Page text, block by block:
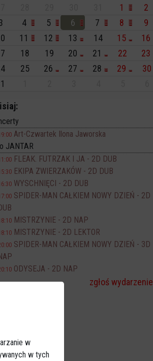
1
2
4 5 6 7 8
9
11 12 13 14 15
16
18 19 20 21 22
23
25 26 27 28 29
30
Art-Czwartek Ilona Jaworska
JANTAR
FLEAK. FUTRZAK I JA - 2D DUB
EKIPA ZWIERZAKÓW - 2D DUB
WYSCHNIĘCI - 2D DUB
SPIDER-MAN CAŁKIEM NOWY DZIEŃ - 2D
MISTRZYNIE - 2D NAP
MISTRZYNIE - 2D LEKTOR
SPIDER-MAN CAŁKIEM NOWY DZIEŃ - 3D
ODYSEJA - 2D NAP
zgłoś wydarzenie
w
w tych